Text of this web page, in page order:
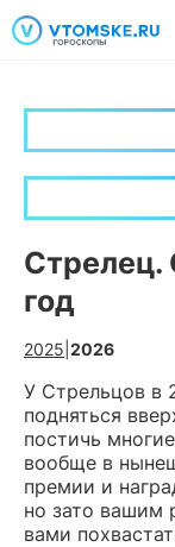
Стрелец.
год
2025 2026
У Стрельцов в
подняться
постичь
вообще в
премии и
но зато вашим
вами